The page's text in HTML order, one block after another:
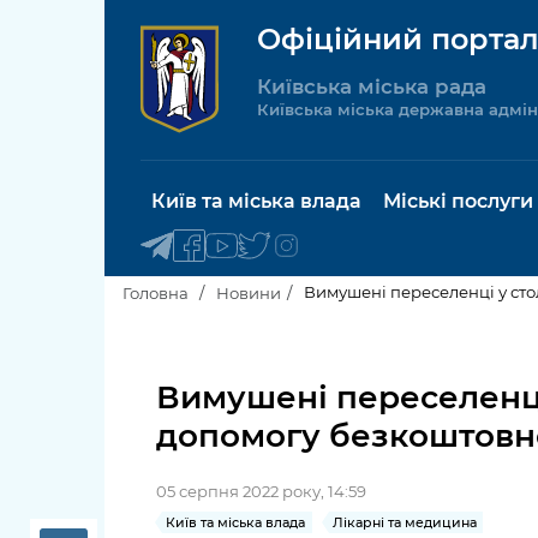
Офіційний
Київська міська рада
Київська міська державна
Київ та міська влада
Київська міська рада
Керівництво КМДА
Міські послуги
послуги
Пільги,
Паспорт,
Головна Новини Вимушені переселенці у
Вимушені
допомогу
05 серпня 2022 року, 14:59
Київ та міська влада Лікарні та медицина